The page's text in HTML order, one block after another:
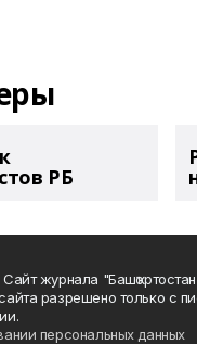
РБ
журнала "Башҡортостан
разрешено только с
персональных данных